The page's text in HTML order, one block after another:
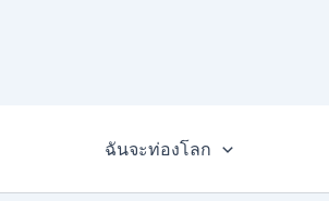
ฉันจะท่องโลก